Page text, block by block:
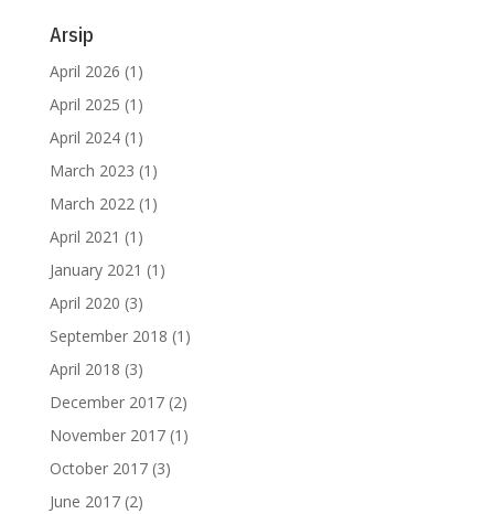
Arsip
April 2026 (1)
April 2025 (1)
April 2024(1)
March 2023 (1)
March 2022(1)
April 2021 (1)
January 2021 (1)
April 2020 (3)
September 2018 (1)
April 2018 (3)
December 2017(2)
November 2017(1)
October 2017(3)
June 2017(2)